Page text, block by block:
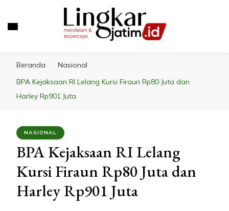
Beranda
Nasional
BPA Kejaksaan RI Lelang Kursi Firaun Rp80 Juta dan
Harley Rp901 Juta
NASIONAL
BPA Kejaksaan RI Lelang
Kursi Firaun Rp80 Juta dan
Harley Rp901 Juta